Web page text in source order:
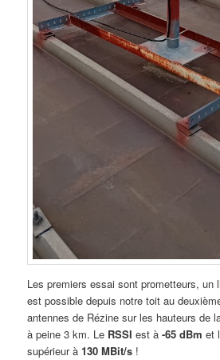
Les premiers essai sont prometteurs, un
est possible depuis notre toit au
antennes de Rézine sur les hauteurs de
à peine 3 km. Le RSSIest à-65 dBm et
supérieur à130 MBit/s !